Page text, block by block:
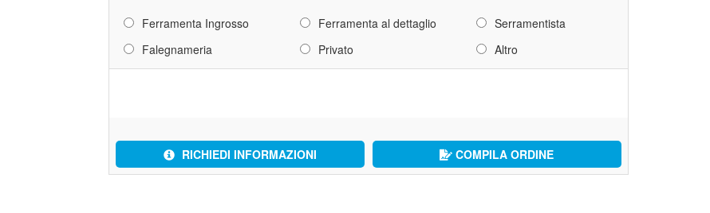
Ferramenta Ingrosso Ferramenta al dettaglio
Serramentista
Falegnameria
Privato Altro
RICHIEDI INFORMAZIONI COMPILA ORDINE